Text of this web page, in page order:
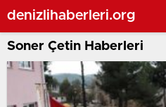
denizlihaberleri.org
Soner Çetin Haberleri